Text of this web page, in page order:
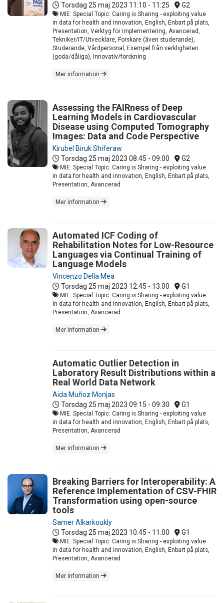
Torsdag 25 maj 2023 11:10 - 11:25 G2
MIE: Special Topic: Caring is Sharing - exploiting value
in data for health and innovation, English, Enbart på plats,
Presentation, Verktyg för implementering, Avancerad,
Tekniker/IT/Utvecklare, Forskare (även studerande),
Studerande, Vårdpersonal, Exempel från verkligheten
(goda/dåliga), Innovativ/forskning
Mer information
Assessing the FAIRness of Deep
Learning Models in Cardiovascular
Disease using Computed Tomography
Images: Data and Code Perspective
Kirubel Biruk Shiferaw
Torsdag 25 maj 2023 08:45 - 09:00 G2
MIE: Special Topic: Caring is Sharing - exploiting value
in data for health and innovation, English, Enbart på plats,
Presentation, Avancerad
Mer information
Automated ICF Coding of
Rehabilitation Notes for Low-Resource
Languages via Continual Training of
Language Models
Vincenzo Della Mea
Torsdag 25 maj 2023 12:45 - 13:00 G1
MIE: Special Topic: Caring is Sharing - exploiting value
in data for health and innovation, English, Enbart på plats,
Presentation, Avancerad
Mer information
Automatic Outlier Detection in
Laboratory Result Distributions within a
Real World Data Network
Aida Muñoz Monjas
Torsdag 25 maj 2023 09:15 - 09:30 G1
MIE: Special Topic: Caring is Sharing - exploiting value
in data for health and innovation, English, Enbart på plats,
Presentation, Avancerad
Mer information
Breaking Barriers for Interoperability: A
Reference Implementation of CSV-FHIR
Transformation using open-source
tools
Samer Alkarkoukly
Torsdag 25 maj 2023 10:45 - 11:00 G1
MIE: Special Topic: Caring is Sharing - exploiting value
in data for health and innovation, English, Enbart på plats,
Presentation, Avancerad
Mer information